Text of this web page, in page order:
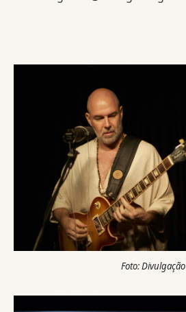
Foto: Divulgação